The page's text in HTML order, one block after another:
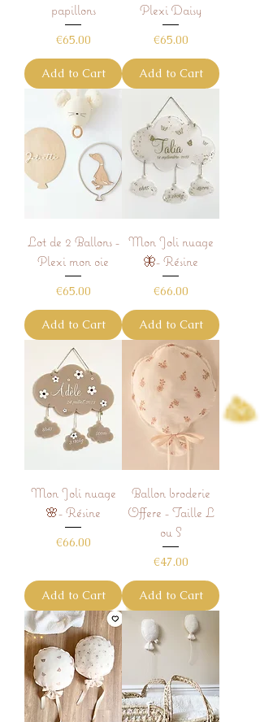
papillons
Price
€65.00
Add to Cart
Plexi Daisy
Price
€65.00
Add to Cart
Lot de 2 Ballons -
Plexi mon oie
Price
€65.00
Add to Cart
Mon Joli nuage
🦋- Résine
Price
€66.00
Add to Cart
Mon Joli nuage
🌸- Résine
Price
€66.00
Add to Cart
Ballon broderie
Offere - Taille L
ou S
Price
€47.00
Add to Cart